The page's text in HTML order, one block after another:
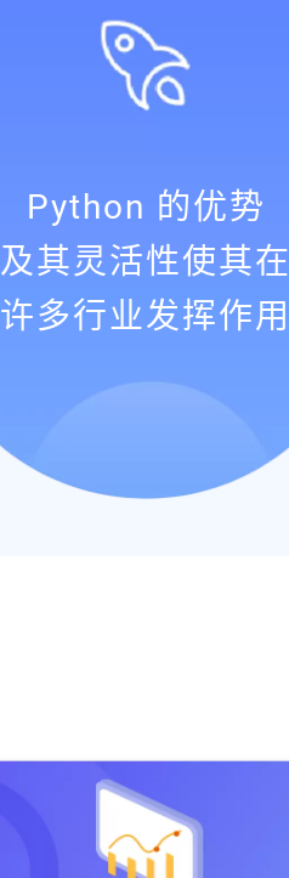
Python 的优势
及其灵活性使其在
许多行业发挥作用